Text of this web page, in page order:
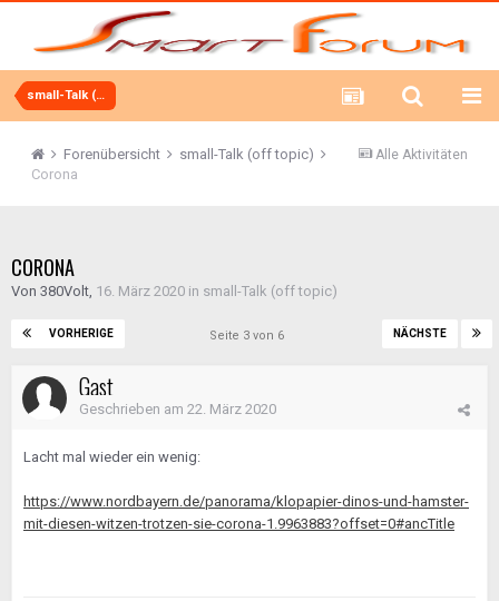
small-Talk (off topic)
Alle Aktivitäten
Forenübersicht
small-Talk (off topic)
Corona
CORONA
Von 380Volt, 16. März 2020 in small-Talk (off topic)
VORHERIGE NÄCHSTE
Seite 3 von 6
Gast
Geschrieben am 22. März 2020
Lacht mal wieder ein wenig:
https://www.nordbayern.de/panorama/klopapier-dinos-und-hamster-
mit-diesen-witzen-trotzen-sie-corona-1.9963883?offset=0#ancTitle